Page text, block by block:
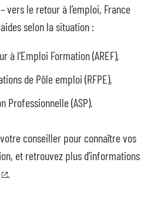
vers le retour à l’emploi, France
selon la situation :
à l’Emploi Formation (AREF),
de Pôle emploi (RFPE),
Professionnelle (ASP).
conseiller pour connaître vos
et retrouvez plus d’informations